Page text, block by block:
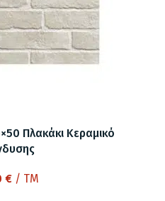
Πλακάκι Κεραμικό
€ / TM